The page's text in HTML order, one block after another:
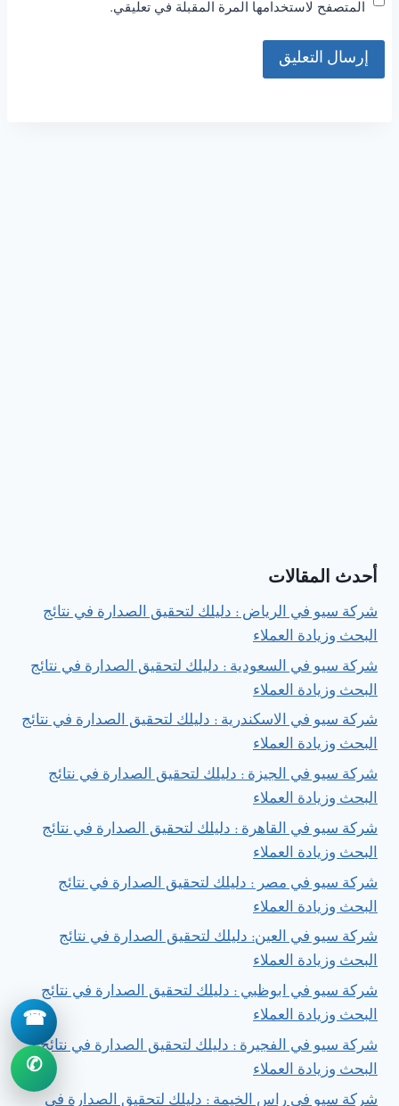
المتصفح لاستخدامها المرة المقبلة في تعليقي.
أحدث المقالات
شركة سيو في الرياض : دليلك لتحقيق الصدارة في نتائج
البحث وزيادة العملاء
شركة سيو في السعودية : دليلك لتحقيق الصدارة في نتائج
البحث وزيادة العملاء
شركة سيو في الاسكندرية : دليلك لتحقيق الصدارة في نتائج
البحث وزيادة العملاء
شركة سيو في الجيزة : دليلك لتحقيق الصدارة في نتائج
البحث وزيادة العملاء
شركة سيو في القاهرة : دليلك لتحقيق الصدارة في نتائج
البحث وزيادة العملاء
شركة سيو في مصر : دليلك لتحقيق الصدارة في نتائج
البحث وزيادة العملاء
شركة سيو في العين: دليلك لتحقيق الصدارة في نتائج
البحث وزيادة العملاء
شركة سيو في ابوظبي : دليلك لتحقيق الصدارة في نتائج
البحث وزيادة العملاء
شركة سيو في الفجيرة : دليلك لتحقيق الصدارة في نتائج
البحث وزيادة العملاء
شركة سيو في راس الخيمة : دليلك لتحقيق الصدارة في
☎
✆